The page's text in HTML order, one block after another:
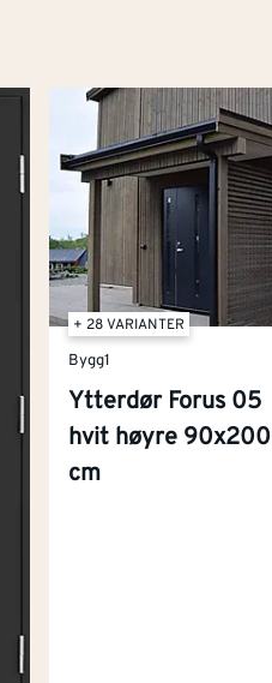
+ 28 VARIANTER
Bygg1
Ytterdør Forus 05
hvit høyre 90x200
cm